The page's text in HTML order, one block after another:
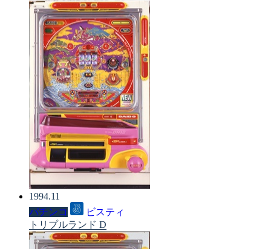
1994.11
パチンコ
ビスティ
トリプルランド D